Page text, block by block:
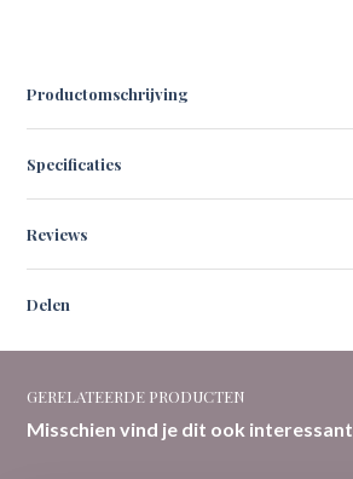
Productomschrijving
Specificaties
Reviews
Delen
GERELATEERDE PRODUCTEN
Misschien vind je dit ook interessant